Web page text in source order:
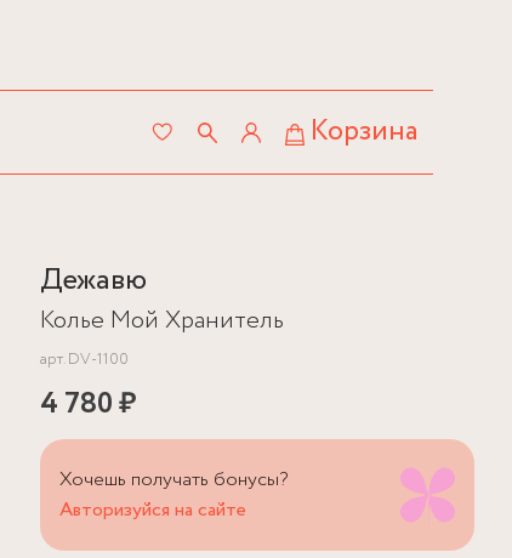
Корзина
Дежавю
Колье Мой Хранитель
арт.DV-1100
4 780 ₽
Хочешь получать бонусы?
Авторизуйся на сайте